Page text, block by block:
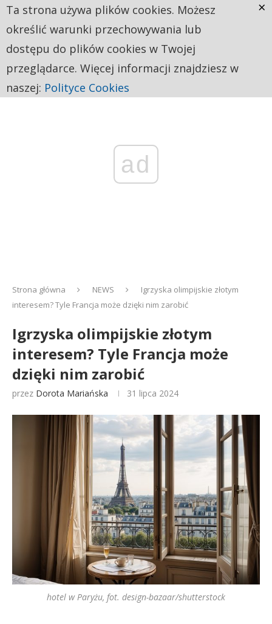
ad
Strona główna NEWS
Igrzyska olimpijskie złotym
interesem? Tyle Francja może dzięki nim zarobić
Igrzyska olimpijskie złotym
interesem? Tyle Francja może
dzięki nim zarobić
przez Dorota Mariańska 31 lipca 2024
hotel w Paryżu, fot. design-bazaar/shutterstock
Ta strona używa plików cookies. Możesz
określić warunki przechowywania lub
dostępu do plików cookies w Twojej
przeglądarce. Więcej informacji znajdziesz w
naszej: Polityce Cookies
×